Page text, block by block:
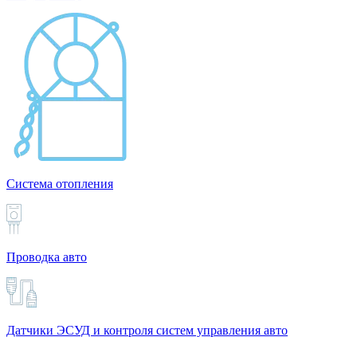
Система отопления
Проводка авто
Датчики ЭСУД и контроля систем управления авто